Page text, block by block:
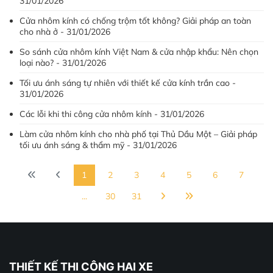
Cửa nhôm kính có chống trộm tốt không? Giải pháp an toàn
cho nhà ở - 31/01/2026
So sánh cửa nhôm kính Việt Nam & cửa nhập khẩu: Nên chọn
loại nào? - 31/01/2026
Tối ưu ánh sáng tự nhiên với thiết kế cửa kính trần cao -
31/01/2026
Các lỗi khi thi công cửa nhôm kính - 31/01/2026
Làm cửa nhôm kính cho nhà phố tại Thủ Dầu Một – Giải pháp
tối ưu ánh sáng & thẩm mỹ - 31/01/2026
1 2 3 4 5 6
7
...
30 31
THIẾT KẾ THI CÔNG HAI XE